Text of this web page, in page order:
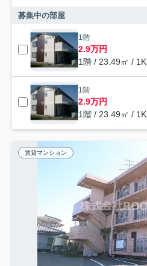
募集中の部屋
1階
2.9万円
1階 / 23.49㎡ / 1K
1階
2.9万円
1階 / 23.49㎡ / 1K
賃貸マンション